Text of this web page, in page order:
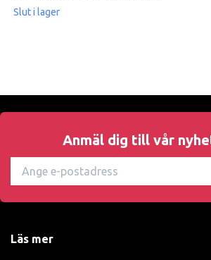
Slut i lager
Anmäl dig till vår
Läs mer